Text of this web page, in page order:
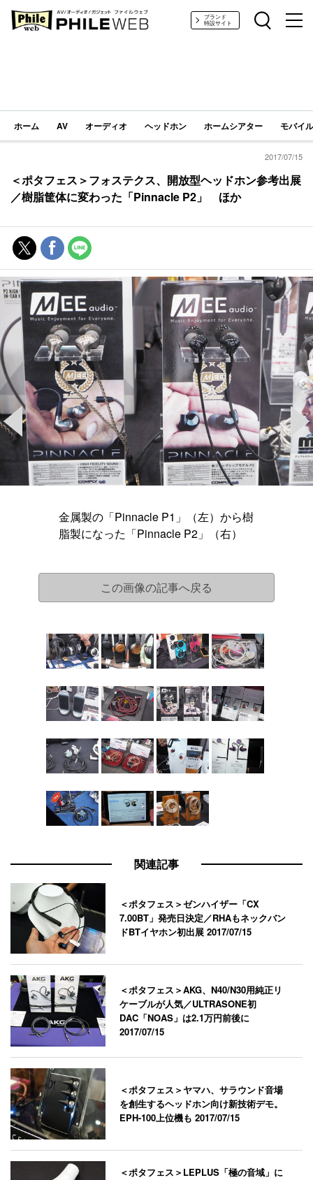
PHILE WEB｜AV/オーディオ/ガジェットブランド
特設サイト
ホーム AV オーディオ ヘッドホン ホームシアター モバイ
2017/07/15
＜ポタフェス＞フォステクス、開放型ヘッドホン参考出展
／樹脂筐体に変わった「Pinnacle P2」 ほか
金属製の「Pinnacle P1」（左）から樹
脂製になった「Pinnacle P2」（右）
この画像の記事へ戻る
関連記事
＜ポタフェス＞ゼンハイザー「CX
7.00BT」発売日決定／RHAもネックバン
ドBTイヤホン初出展2017/07/15
＜ポタフェス＞AKG、N40/N30用純正リ
ケーブルが人気／ULTRASONE初
DAC「NOAS」は2.1万円前後に
2017/07/15
＜ポタフェス＞ヤマハ、サラウンド音場
を創生するヘッドホン向け新技術デモ。
EPH-100上位機も2017/07/15
＜ポタフェス＞LEPLUS「極の音域」に